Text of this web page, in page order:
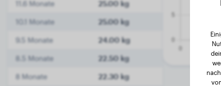
11.6 Monate 25.00 kg
10.1 Monate 25.00 kg
9.5 Monate 24.00 kg
8.5 Monate 22.50 kg
8 Monate 22.30 kg